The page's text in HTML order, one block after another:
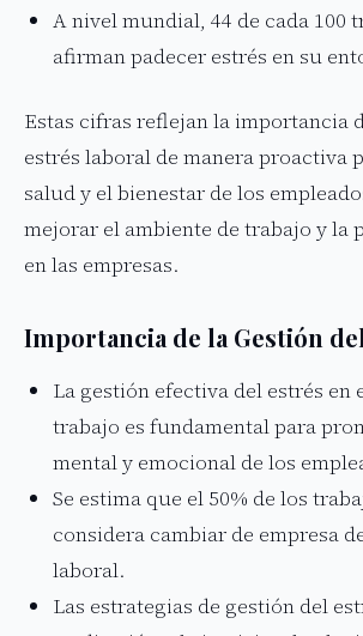
A nivel mundial, 44 de cada 100
afirman padecer estrés en su
Estas cifras reflejan la importancia
estrés laboral de manera proactiva
salud y el bienestar de los
mejorar el ambiente de trabajo y la
en las empresas.
Importancia de la Gestión
La gestión efectiva del estrés en
trabajo es fundamental para
mental y emocional de los
Se estima que el 50% de los
considera cambiar de empresa
laboral.
Las estrategias de gestión del